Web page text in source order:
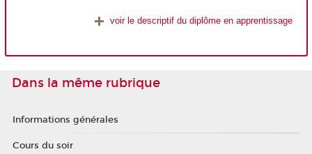
voir le descriptif du diplôme en apprentissage
Dans la même rubrique
Informations générales
Cours du soir